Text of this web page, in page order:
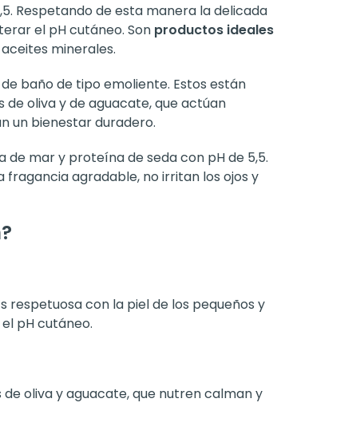
Respetando de esta manera la delicada
el pH cutáneo. Son productos ideales
minerales.
baño de tipo emoliente. Estos están
oliva y de aguacate, que actúan
un bienestar duradero.
mar y proteína de seda con pH de 5,5.
agradable, no irritan los ojos y
respetuosa con la piel de los pequeños y
pH cutáneo.
oliva y aguacate, que nutren calman y